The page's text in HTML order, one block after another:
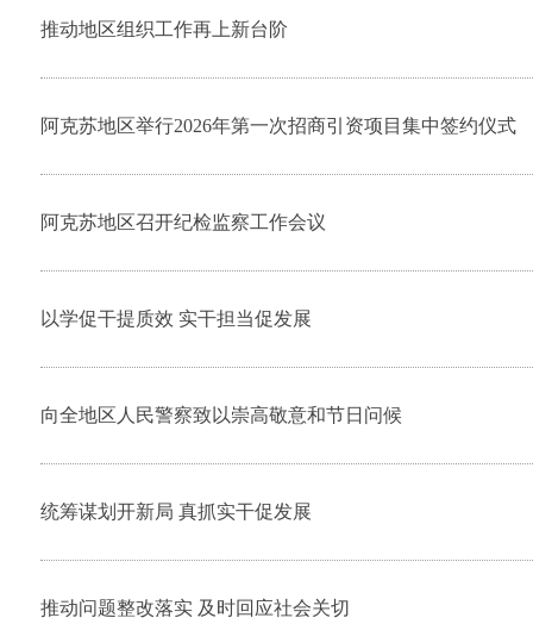
推动地区组织工作再上新台阶
阿克苏地区举行2026年第一次招商引资项目集中签约仪式
阿克苏地区召开纪检监察工作会议
以学促干提质效 实干担当促发展
向全地区人民警察致以崇高敬意和节日问候
统筹谋划开新局 真抓实干促发展
推动问题整改落实 及时回应社会关切